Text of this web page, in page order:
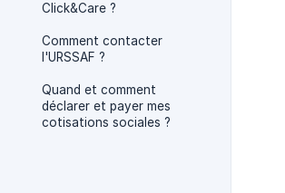
Click&Care ?
Comment contacter
l'URSSAF ?
Quand et comment
déclarer et payer mes
cotisations sociales ?